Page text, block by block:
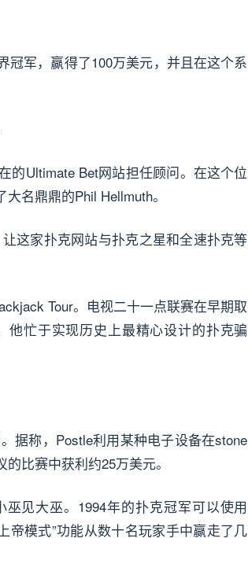
冠军，赢得了100万美元，并且在这个系
的Ultimate Bet网站担任顾问。在这个位
名鼎鼎的Phil Hellmuth。
这家扑克网站与扑克之星和全速扑克等
Tour。电视二十一点联赛在早期取
忙于实现历史上最精心设计的扑克骗
据称，Postle利用某种电子设备在stone
比赛中获利约25万美元。
见大巫。1994年的扑克冠军可以使用
帝模式”功能从数十名玩家手中赢走了几